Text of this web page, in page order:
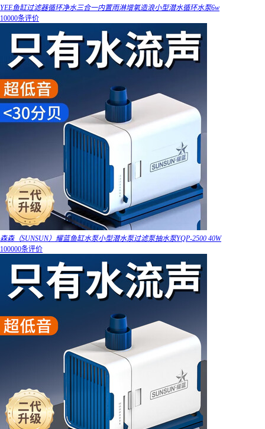
YEE鱼缸过滤器循环净水三合一内置雨淋增氧造浪小型潜水循环水泵6w
10000条评价
森森（SUNSUN）耀蓝鱼缸水泵小型潜水泵过滤泵抽水泵YQP-2500 40W
100000条评价